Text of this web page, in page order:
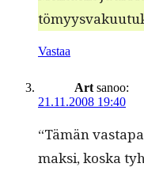
Vastaa
Art sanoo:
21.11.2008 19:40
“Tämän
mak­si, kos­ka